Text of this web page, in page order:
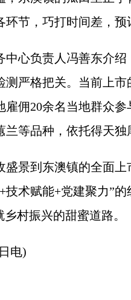
环节，巧打时间差，预
负责人冯善东介绍
测严格把关。当前上
雇佣20余名当地群众
兰等品种，依托得天独
到东澳镇的全面上
技术赋能+党建聚力”
村振兴的甜蜜道路。
电)